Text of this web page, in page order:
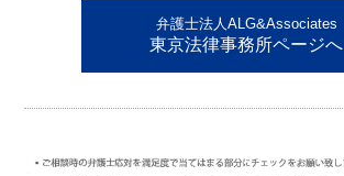
弁護士法人ALG&Associates
東京法律事務所ページへ